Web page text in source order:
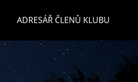
ADRESÁŘ ČLENŮ KLUBU